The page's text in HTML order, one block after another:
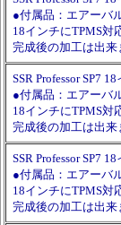
●付属品：エアーバ
18インチにTPMS対
完成後の加工は出来
SSR Professor SP7
●付属品：エアーバ
18インチにTPMS対
完成後の加工は出来
SSR Professor SP7
●付属品：エアーバ
18インチにTPMS対
完成後の加工は出来